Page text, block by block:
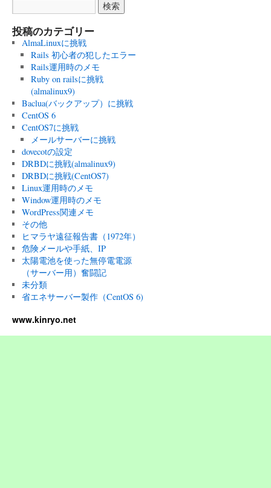
投稿のカテゴリー
AlmaLinuxに挑戦
Rails 初心者の犯したエラー
Rails運用時のメモ
Ruby on railsに挑戦
(almalinux9)
Baclua(バックアップ）に挑戦
CentOS 6
CentOS7に挑戦
メールサーバーに挑戦
dovecotの設定
DRBDに挑戦(almalinux9)
DRBDに挑戦(CentOS7)
Linux運用時のメモ
Window運用時のメモ
WordPress関連メモ
その他
ヒマラヤ遠征報告書（1972年）
危険メールや手紙、IP
太陽電池を使った無停電電源
（サーバー用）奮闘記
未分類
省エネサーバー製作（CentOS 6)
www.kinryo.net